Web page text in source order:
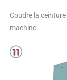
Coudre la
machine.